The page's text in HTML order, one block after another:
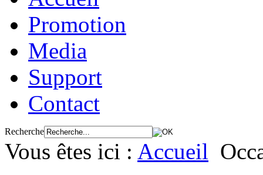
Promotion
Media
Support
Contact
Recherche
Vous êtes ici : Accueil